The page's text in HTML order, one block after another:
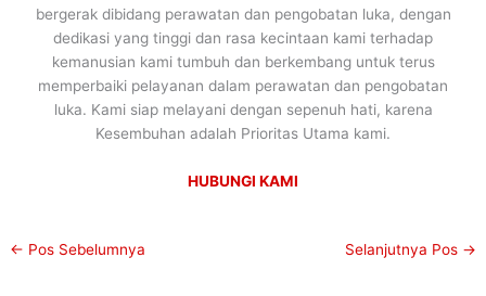
bergerak dibidang perawatan dan pengobatan luka, dengan
dedikasi yang tinggi dan rasa kecintaan kami terhadap
kemanusian kami tumbuh dan berkembang untuk terus
memperbaiki pelayanan dalam perawatan dan pengobatan
luka. Kami siap melayani dengan sepenuh hati, karena
Kesembuhan adalah Prioritas Utama kami.
HUBUNGI KAMI
← Pos Sebelumnya Selanjutnya Pos →